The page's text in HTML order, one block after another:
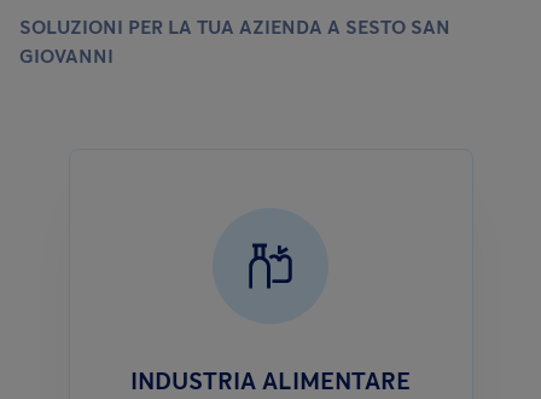
SOLUZIONI PER LA TUA AZIENDA A SESTO SAN
GIOVANNI
INDUSTRIA ALIMENTARE